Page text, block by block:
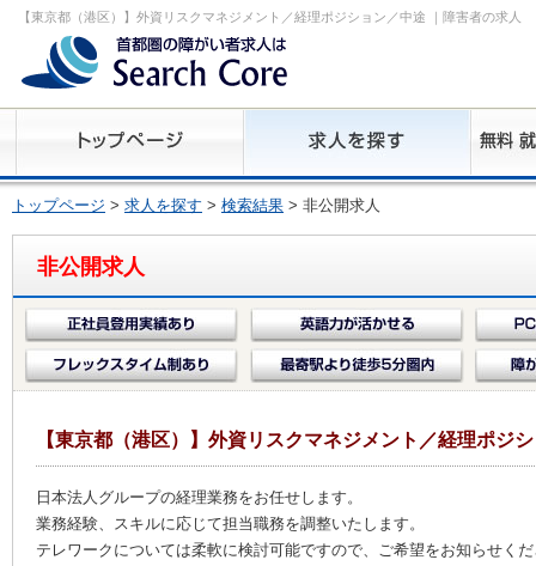
【東京都（港区）】外資リスクマネジメント／経理ポジション／中途 ｜障害者の求人
トップページ > 求人を探す > 検索結果 > 非公開求人
非公開求人
【東京都（港区）】外資リスクマネジメント／経理ポジ
日本法人グループの経理業務をお任せします。
業務経験、スキルに応じて担当職務を調整いたします。
テレワークについては柔軟に検討可能ですので、ご希望をお知らせく